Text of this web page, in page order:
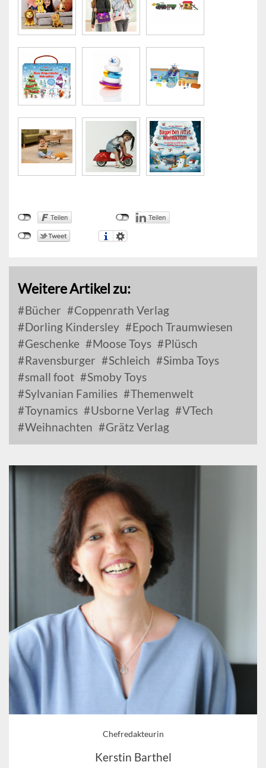
Weitere Artikel zu:
Bücher
Coppenrath Verlag
Dorling Kindersley
Epoch Traumwiesen
Geschenke
Moose Toys
Plüsch
Ravensburger
Schleich
Simba Toys
small foot
Smoby Toys
Sylvanian Families
Themenwelt
Toynamics
Usborne Verlag
VTech
Weihnachten
Grätz Verlag
Chefredakteurin
Kerstin Barthel